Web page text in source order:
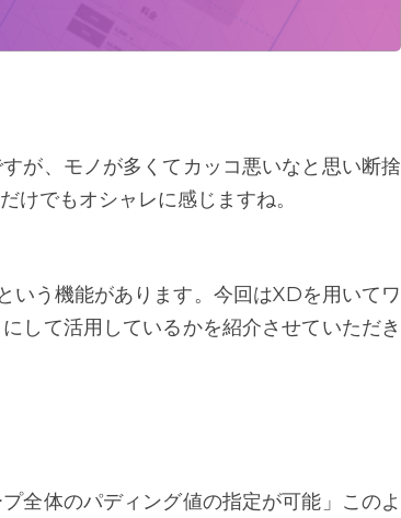
が、モノが多くてカッコ悪いなと思い断捨
けでもオシャレに感じますね。
という機能があります。今回はXDを用いてワ
して活用しているかを紹介させていただき
全体のパディング値の指定が可能」このよ